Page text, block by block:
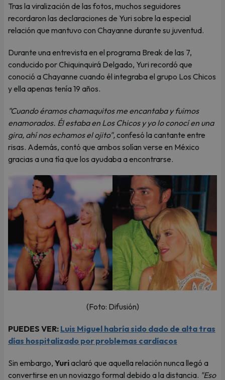
Tras la viralización de las fotos, muchos seguidores
recordaron las declaraciones de Yuri sobre la especial
relación que mantuvo con Chayanne durante su juventud.
Durante una entrevista en el programa Break de las 7,
conducido por Chiquinquirá Delgado, Yuri recordó que
conoció a Chayanne cuando él integraba el grupo Los Chicos
y ella apenas tenía 19 años.
"Cuando éramos chamaquitos me encantaba y fuimos
enamorados. Él estaba en Los Chicos y yo lo conocí en una
gira, ahí nos echamos el ojito",confesó la cantante entre
risas. Además, contó que ambos solían verse en México
gracias a una tía que los ayudaba a encontrarse.
(Foto: Difusión)
PUEDES VER: Luis Miguel habría sido dado de alta tras
días hospitalizado por problemas cardíacos
Sin embargo, Yuriaclaró que aquella relación nunca llegó a
convertirse en un noviazgo formal debido a la distancia. "Eso